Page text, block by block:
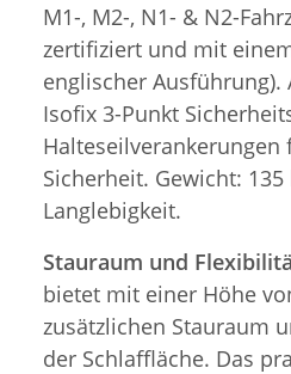
M1-, M2-, N1- & N2-
zertifiziert und mit
englischer
Isofix 3-Punkt
Halteseilverankerungen
Sicherheit. Gewicht:
Langlebigkeit.
Stauraum und
bietet mit einer Höhe
zusätzlichen Stauraum
der Schlaffläche. Das